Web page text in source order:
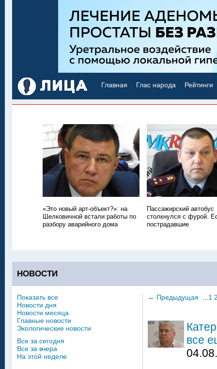
Главная Глас народа Рейтинги
«Это новый арт-объект?»: на
Шелковичной встали работы по
разбору аварийного дома
Пассажирский автобус
столкнулся с фурой.
пострадавшие
НОВОСТИ
← Предыдущая 1
все
Показать все
Новости дня
Новости месяца
Главные новости
Экологические новости
Все за сегодня
Все за вчера
На этой неделе